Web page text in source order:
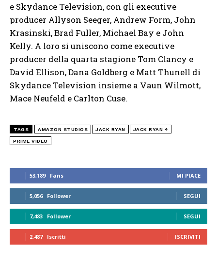
53,189 Fans MI PIACE
5,056 Follower SEGUI
7,483 Follower SEGUI
2,487 Iscritti ISCRIVITI
e Skydance Television, con gli executive
producer Allyson Seeger, Andrew Form, John
Krasinski, Brad Fuller, Michael Bay e John
Kelly. A loro si uniscono come executive
producer della quarta stagione Tom Clancy e
David Ellison, Dana Goldberg e Matt Thunell di
Skydance Television insieme a Vaun Wilmott,
Mace Neufeld e Carlton Cuse.
TAGS AMAZON STUDIOS JACK RYAN JACK RYAN 4
PRIME VIDEO